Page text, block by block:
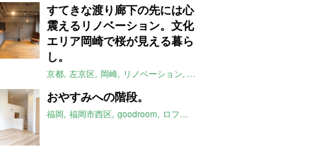
すてきな渡り廊下の先には心
震えるリノベーション。文化
エリア岡崎で桜が見える暮ら
し。
京都 左京区 岡崎 リノベーション 桜
おやすみへの階段。
福岡 福岡市西区 goodroom ロフト